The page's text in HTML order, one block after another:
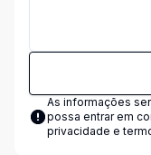
As informações
possa entrar em
privacidade e